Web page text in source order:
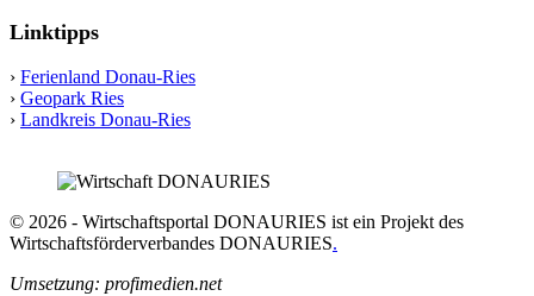
Linktipps
› Ferienland Donau-Ries
› Geopark Ries
› Landkreis Donau-Ries
© 2026 - Wirtschaftsportal DONAURIES ist ein Projekt des
Wirtschaftsförderverbandes DONAURIES.
Umsetzung: profimedien.net